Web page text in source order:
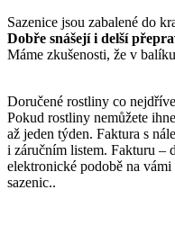
Sazenice jsou zabalené do
Dobře snášejí i delší
Máme zkušenosti, že v
Doručené rostliny co
Pokud rostliny nemůžete
až jeden týden. Faktura s
i záručním listem. Fakturu –
elektronické podobě na
sazenic..